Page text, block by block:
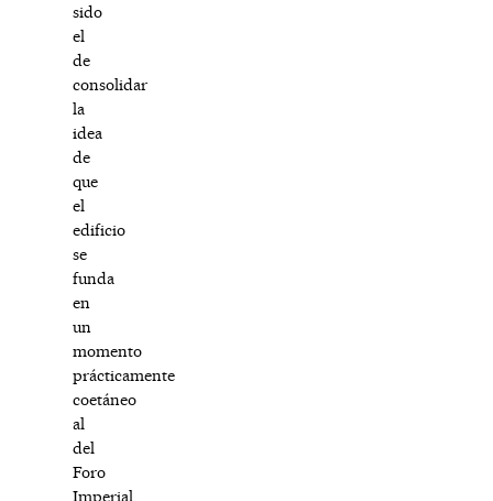
sido
el
de
consolidar
la
idea
de
que
el
edificio
se
funda
en
un
momento
prácticamente
coetáneo
al
del
Foro
Imperial,